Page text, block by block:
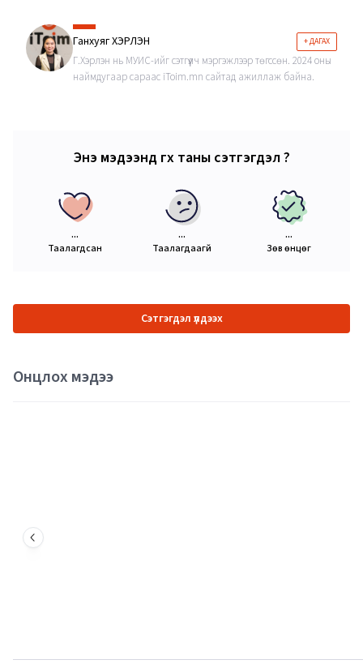
Ганхуяг ХЭРЛЭН + ДАГАХ
Г.Хэрлэн нь МУИС-ийг сэтгүүлч мэргэжлээр төгссөн. 2024 оны
наймдугаар сараас iToim.mn сайтад ажиллаж байна.
Энэ мэдээнд өгөх таны сэтгэгдэл ?
...
Таалагдсан
...
Таалагдаагүй
...
Зөв өнцөг
Сэтгэгдэл үлдээх
Онцлох мэдээ